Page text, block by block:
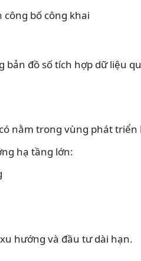
công bố công khai
bản đồ số tích hợp dữ liệu
nằm trong vùng phát
hạ tầng lớn:
hướng và đầu tư dài hạn.